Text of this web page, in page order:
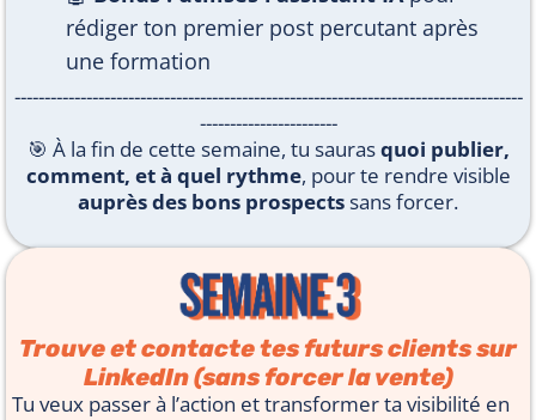
rédiger ton premier post percutant après
une formation
-------------------------------------------------------------------------------------
-----------------------
🎯 À la fin de cette semaine, tu saurasquoi publier,
comment, et à quel rythme, pour te rendre visible
auprès des bons prospectssans forcer.
Trouve et contacte tes futurs clients sur
LinkedIn (sans forcer la vente)
Tu veux passer à l’action et transformer ta visibilité en